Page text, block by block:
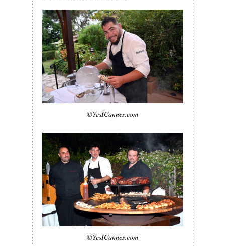
©YesICannes.com
©YesICannes.com